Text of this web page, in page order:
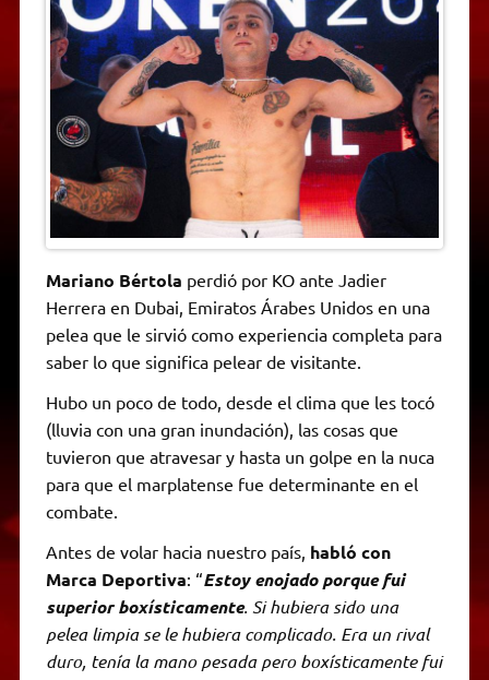
A
p
p
r
a
m
e
r
o
o
k
n
g
e
r
n
k
F
r
i
e
n
d
l
Mariano Bértola perdió por KO ante Jadier
Herrera en Dubai, Emiratos Árabes Unidos en una
pelea que le sirvió como experiencia completa para
saber lo que significa pelear de visitante.
Hubo un poco de todo, desde el clima que les tocó
(lluvia con una gran inundación), las cosas que
tuvieron que atravesar y hasta un golpe en la nuca
para que el marplatense fue determinante en el
combate.
Antes de volar hacia nuestro país, habló con
Marca Deportiva: “Estoy enojado porque fui
superior boxísticamente. Si hubiera sido una
pelea limpia se le hubiera complicado. Era un rival
duro, tenía la mano pesada pero boxísticamente fui